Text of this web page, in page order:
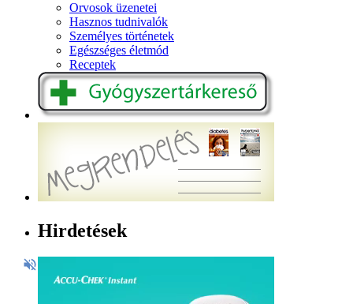
Orvosok üzenetei
Hasznos tudnivalók
Személyes történetek
Egészséges életmód
Receptek
Hirdetések